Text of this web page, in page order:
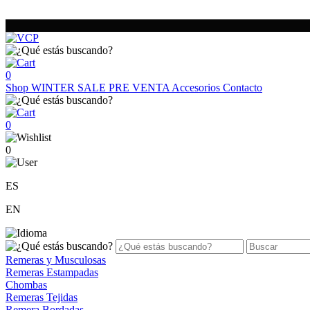
0
Shop WINTER SALE PRE VENTA Accesorios Contacto
0
0
ES
EN
Remeras y Musculosas
Remeras Estampadas
Chombas
Remeras Tejidas